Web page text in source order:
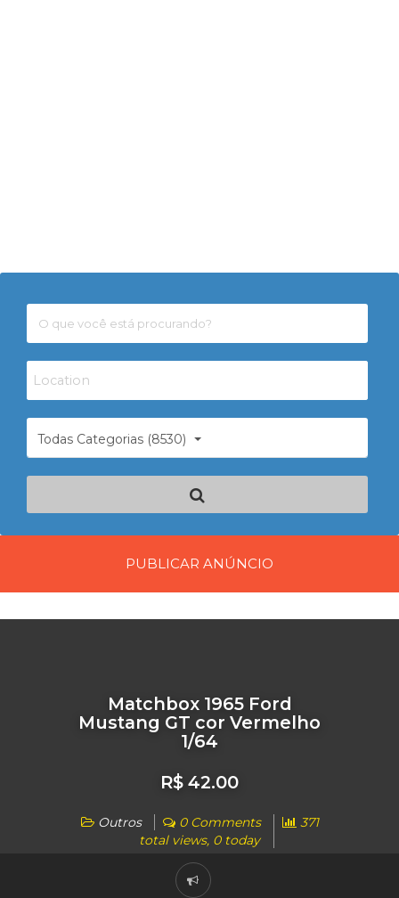
Todas Categorias (8530)
PUBLICAR ANÚNCIO
Matchbox 1965 Ford
Mustang GT cor Vermelho
1/64
R$ 42.00
Outros 0 Comments
371
total views, 0 today